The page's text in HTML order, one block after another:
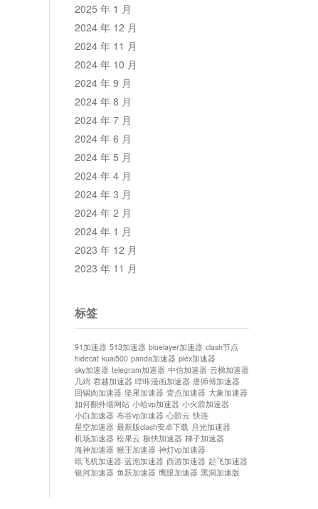
2025 年 1 月
2024 年 12 月
2024 年 11 月
2024 年 10 月
2024 年 9 月
2024 年 8 月
2024 年 7 月
2024 年 6 月
2024 年 5 月
2024 年 4 月
2024 年 3 月
2024 年 2 月
2024 年 1 月
2023 年 12 月
2023 年 11 月
标签
91加速器 513加速器 bluelayer加速器 clash节点
hidecat kuai500 panda加速器 plex加速器
sky加速器 telegram加速器 中信加速器 云梯加速器
几鸡 君越加速器 哔咔漫画加速器 唐师傅加速器
回锅肉加速器 坚果加速器 壹点加速器 大象加速器
如何翻外墙网站 小哈vp加速器 小火箭加速器
小白加速器 布谷vp加速器 心阶云 快连
星空加速器 最新版clash安卓下载 月光加速器
机场加速器 松果云 极快加速器 梯子加速器
海神加速器 猴王加速器 神灯vp加速器
纸飞机加速器 蓝泡加速器 西游加速器 起飞加速器
银河加速器 鱼跃加速器 鹰眼加速器 黑洞加速版